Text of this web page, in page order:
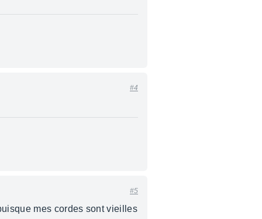
#4
#5
mes cordes sont vieilles